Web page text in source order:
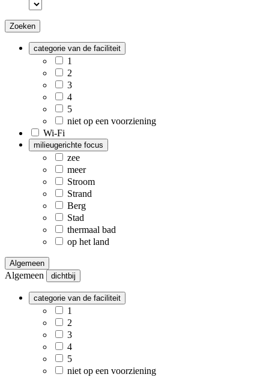
Zoeken
categorie van de faciliteit
1
2
3
4
5
niet op een voorziening
Wi-Fi
milieugerichte focus
zee
meer
Stroom
Strand
Berg
Stad
thermaal bad
op het land
Algemeen
Algemeen dichtbij
categorie van de faciliteit
1
2
3
4
5
niet op een voorziening